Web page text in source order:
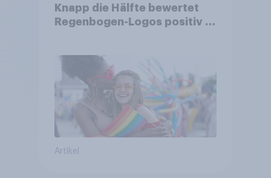
Knapp die Hälfte bewertet
Regenbogen-Logos positiv –
Artikel